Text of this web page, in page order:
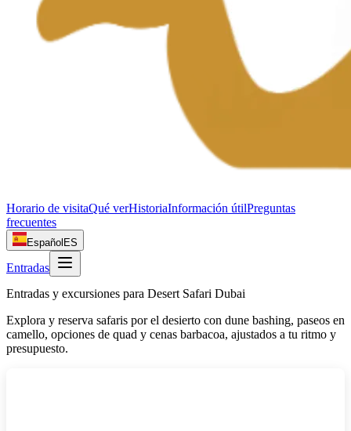
Horario de visitaQué verHistoriaInformación útilPreguntas
frecuentes
Español ES
Entradas
Entradas y excursiones para Desert Safari Dubai
Explora y reserva safaris por el desierto con dune bashing, paseos en
camello, opciones de quad y cenas barbacoa, ajustados a tu ritmo y
presupuesto.